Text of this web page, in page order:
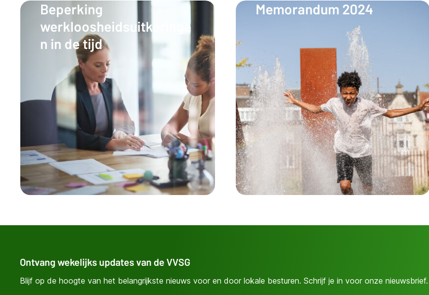
Beperking
werkloosheidsuitkeringe
n in de tijd
Memorandum 2024
Ontvang wekelijks updates van de VVSG
Blijf op de hoogte van het belangrijkste nieuws voor en door lokale besturen. Schrijf je in voor onze nieuwsbrief.